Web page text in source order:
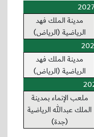
مدينة الملك فهد
الرياضية (الرياض)
مدينة الملك فهد
الرياضية (الرياض)
ملعب الإنماء بمدينة
الملك عبدالله الرياضية
(جدة)